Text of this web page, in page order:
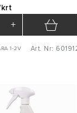
krt
+
1-2V Art. Nr: